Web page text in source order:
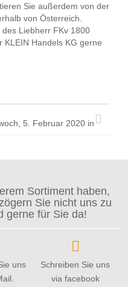
Sie außerdem von der
von Österreich.
Liebherr FKv 1800
KLEIN Handels KG gerne
5. Februar 2020 in
Sortiment haben,
Sie nicht uns zu
gerne für Sie da!
uns
Schreiben Sie uns
via facebook